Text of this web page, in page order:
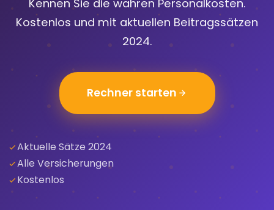
Kennen Sie die wahren Personalkosten.
Kostenlos und mit aktuellen Beitragssätzen
2024.
Rechner starten
Aktuelle Sätze 2024
Alle Versicherungen
Kostenlos